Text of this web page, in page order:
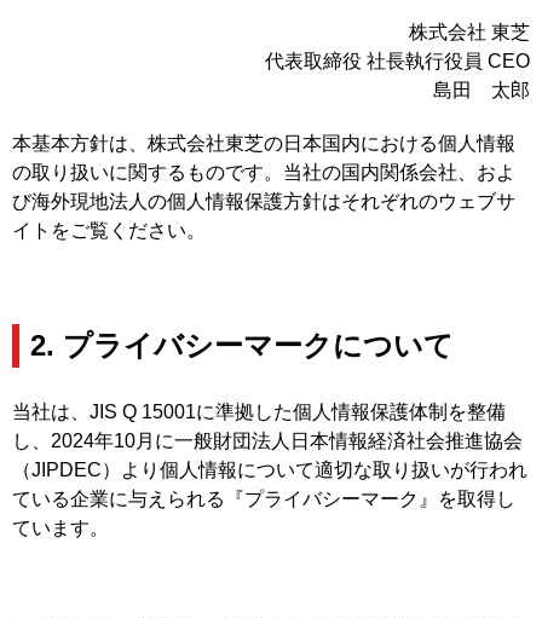
株式会社 東芝
代表取締役 社長執行役員 CEO
島田 太郎
本基本方針は、株式会社東芝の日本国内における個人情報
の取り扱いに関するものです。当社の国内関係会社、およ
び海外現地法人の個人情報保護方針はそれぞれのウェブサ
イトをご覧ください。
2. プライバシーマークについて
当社は、JIS Q 15001に準拠した個人情報保護体制を整備
し、2024年10月に一般財団法人日本情報経済社会推進協会
（JIPDEC）より個人情報について適切な取り扱いが行われ
ている企業に与えられる『プライバシーマーク』を取得し
ています。